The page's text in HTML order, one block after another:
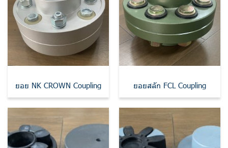
ยอย NK CROWN Coupling ยอยสลัก FCL Coupling